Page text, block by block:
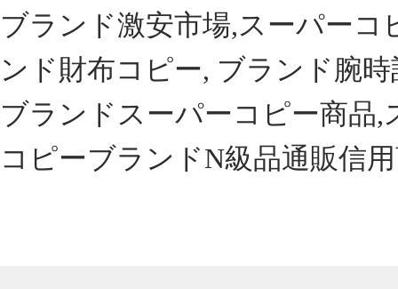
ブランド激安市場,スーパー
ンド財布コピー, ブランド腕
ブランドスーパーコピー商品
コピーブランドN級品通販信